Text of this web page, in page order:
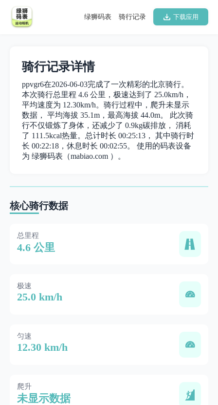
下载应用
骑行记录
绿狮码表
骑行记录详情
ppvgr6在2026-06-03完成了一次精彩的北京骑行。
本次骑行总里程 4.6 公里，极速达到了 25.0km/h，
平均速度为 12.30km/h。骑行过程中，爬升未显示
数据， 平均海拔 35.1m，最高海拔 44.0m。 此次骑
行不仅锻炼了身体，还减少了 0.9kg碳排放， 消耗
了 111.5kcal热量。总计时长 00:25:13， 其中骑行时
长 00:22:18，休息时长 00:02:55。 使用的码表设备
为 绿狮码表（mabiao.com ）。
核心骑行数据
总里程
4.6 公里
极速
25.0 km/h
匀速
12.30 km/h
爬升
未显示数据